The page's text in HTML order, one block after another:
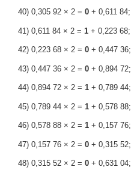
40) 0,305 92 × 2 = 0+ 0,611 84;
41) 0,611 84 × 2 = 1+ 0,223 68;
42) 0,223 68 × 2 = 0+ 0,447 36;
43) 0,447 36 × 2 = 0+ 0,894 72;
44) 0,894 72 × 2 = 1+ 0,789 44;
45) 0,789 44 × 2 = 1+ 0,578 88;
46) 0,578 88 × 2 = 1+ 0,157 76;
47) 0,157 76 × 2 = 0+ 0,315 52;
48) 0,315 52 × 2 = 0+ 0,631 04;